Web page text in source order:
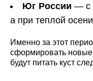
Юг России — с
а при теплой
Именно за этот
сформировать
будут питать куст